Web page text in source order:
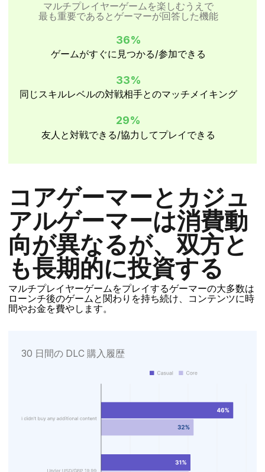
マルチプレイヤーゲームを楽しむうえで
最も重要であるとゲーマーが回答した機能
36%
ゲームがすぐに見つかる/参加できる
33%
同じスキルレベルの対戦相手とのマッチメイキング
29%
友人と対戦できる/協力してプレイできる
コアゲーマーとカジュ
アルゲーマーは消費動
向が異なるが、双方と
も長期的に投資する
マルチプレイヤーゲームをプレイするゲーマーの大多数は
ローンチ後のゲームと関わりを持ち続け、コンテンツに時
間やお金を費やします。
30 日間の DLC 購入履歴